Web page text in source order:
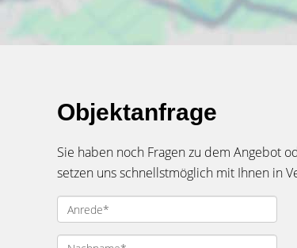
Objektanfrage
Sie haben noch Fragen zu dem Angebot
setzen uns schnellstmöglich mit Ihnen in